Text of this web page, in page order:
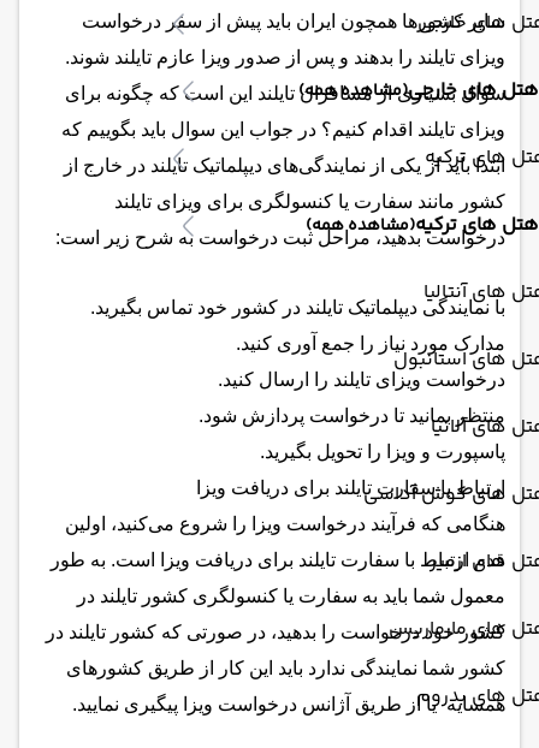
های خارجی
هتل های خارجی(مشاهده همه)
های ترکیه
هتل های ترکیه(مشاهده همه)
های آنتالیا
های استانبول
های آلانیا
های کوش آداسی
های ازمیر
های مارماریس
های بدروم
سایر کشورها همچون ایران باید پیش از سفر درخواست
ویزای تایلند را بدهند و پس از صدور ویزا عازم تایلند شوند.
سوال بسیاری از مسافران تایلند این است که چگونه برای
ویزای تایلند اقدام کنیم؟ در جواب این سوال باید بگوییم که
ابتدا باید از یکی از نمایندگی‌های دیپلماتیک تایلند در خارج از
کشور مانند سفارت یا کنسولگری برای ویزای تایلند
درخواست بدهید، مراحل ثبت درخواست به شرح زیر است:
با نمایندگی دیپلماتیک تایلند در کشور خود تماس بگیرید.
مدارک مورد نیاز را جمع آوری کنید.
درخواست ویزای تایلند را ارسال کنید.
منتظر بمانید تا درخواست پردازش شود.
پاسپورت و ویزا را تحویل بگیرید.
ارتباط با سفارت تایلند برای دریافت ویزا
هنگامی که فرآیند درخواست ویزا را شروع می‌کنید، اولین
قدم ارتباط با سفارت تایلند برای دریافت ویزا است. به طور
معمول شما باید به سفارت یا کنسولگری کشور تایلند در
کشور خود درخواست را بدهید، در صورتی که کشور تایلند در
کشور شما نمایندگی ندارد باید این کار از طریق کشورهای
همسایه یا از طریق آژانس درخواست ویزا پیگیری نمایید.